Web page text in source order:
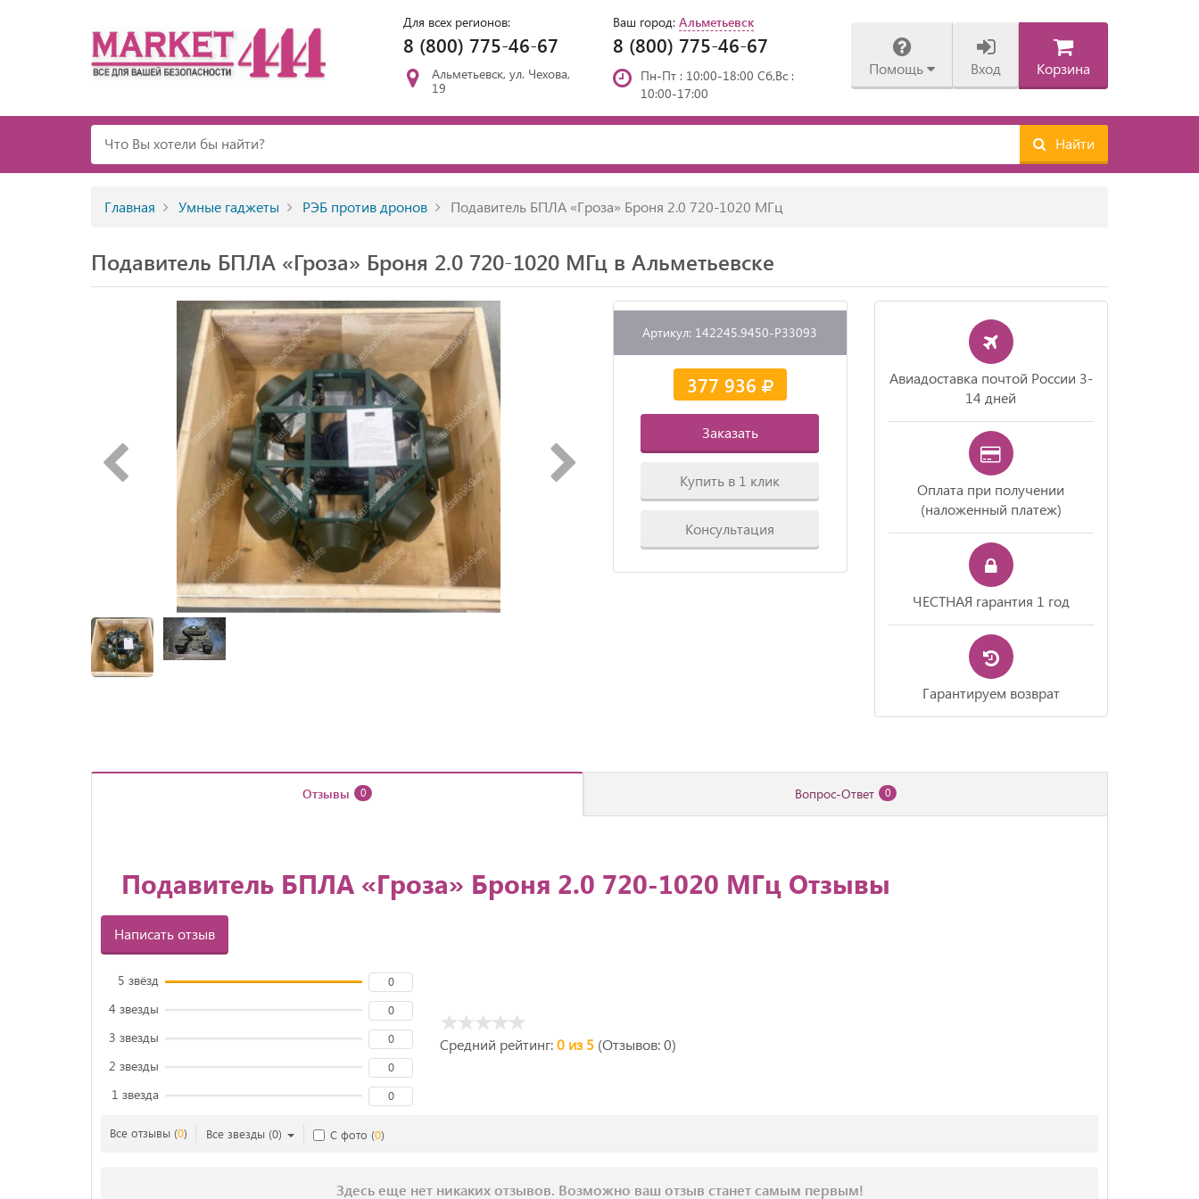
Для всех регионов:
8 (800) 775-46-67
Ваш город: Альметьевск
8 (800) 775-46-67
Альметьевск, ул. Чехова,
19
Пн-Пт : 10:00-18:00 Сб,Вс :
10:00-17:00
Помощь Вход Корзина
Найти
Главная Умные гаджеты РЭБ против дронов Подавитель БПЛА «Гроза» Броня 2.0 720-1020 МГц
Подавитель БПЛА «Гроза» Броня 2.0 720-1020 МГц в Альметьевске
Артикул: 142245.9450-P33093
377 936
Заказать
Купить в 1 клик
Консультация
Авиадоставка почтой России 3-
14 дней
Оплата при получении
(наложенный платеж)
ЧЕСТНАЯ гарантия 1 год
Гарантируем возврат
Отзывы 0 Вопрос-Ответ 0
Подавитель БПЛА «Гроза» Броня 2.0 720-1020 МГц Отзывы
Написать отзыв
5 звёзд 0
4 звезды 0
3 звезды 0
2 звезды 0
1 звезда 0
Средний рейтинг:0 из 5 (Отзывов: 0)
Все отзывы (0) Все звезды (0) С фото (0)
Здесь еще нет никаких отзывов. Возможно ваш отзыв станет самым первым!